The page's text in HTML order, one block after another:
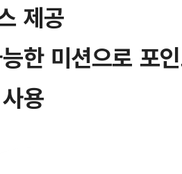
제공
한 미션으로 포
용